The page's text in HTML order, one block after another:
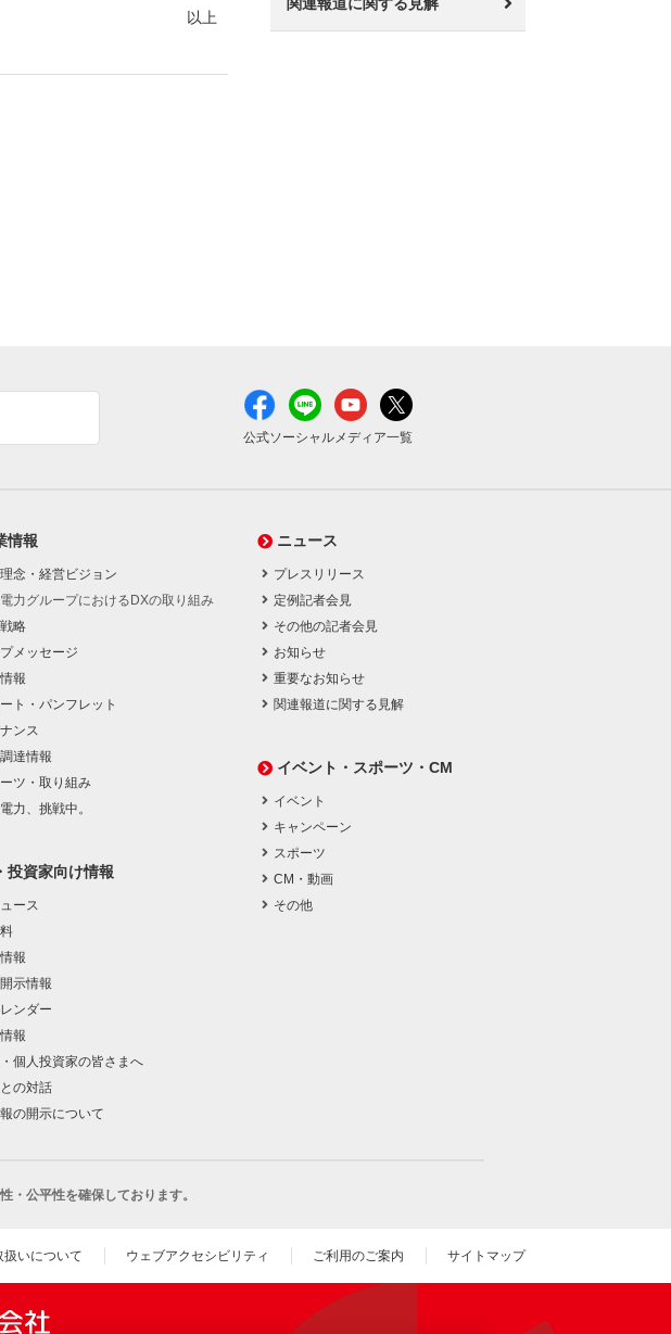
以上
公式ソーシャルメディア一覧
情報
念・経営ビジョン
力グループにおけるDXの取り組み
略
プメッセージ
報
ト・パンフレット
ンス
達情報
ツ・取り組み
力、挑戦中。
投資家向け情報
ュース
報
示情報
レンダー
報
個人投資家の皆さまへ
の対話
報の開示について
ニュース
プレスリリース
定例記者会見
その他の記者会見
お知らせ
重要なお知らせ
関連報道に関する見解
イベント・スポーツ・CM
イベント
キャンペーン
スポーツ
CM・動画
その他
・公平性を確保しております。
いについて ウェブアクセシビリティ ご利用のご案内 サイトマップ